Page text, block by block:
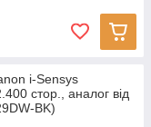
i-Sensys
стор., аналог від
BK)